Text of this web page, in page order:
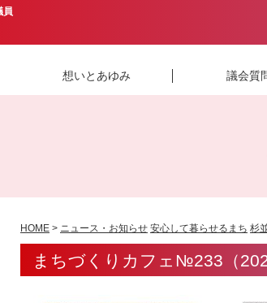
員
想いとあゆみ 議会質
HOME > ニュース・お知らせ 安心して暮らせるまち 杉
まちづくりカフェ№233（